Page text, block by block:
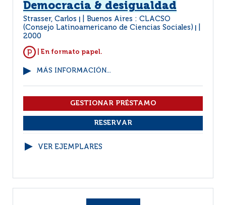
Democracia & desigualdad
Strasser, Carlos
Buenos Aires : CLACSO
(Consejo Latinoamericano de Ciencias Sociales)
2000
| En formato papel.
MÁS INFORMACIÓN...
VER EJEMPLARES